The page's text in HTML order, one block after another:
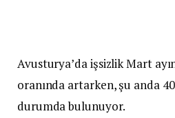
Avusturya’da işsizlik Mart
oranında artarken, şu anda
durumda bulunuyor.